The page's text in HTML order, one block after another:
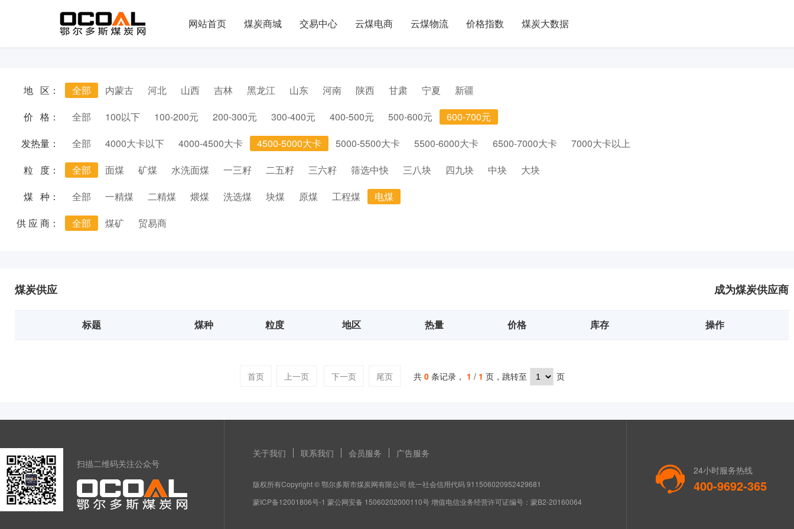
网站首页 煤炭商城 交易中心 云煤电商 云煤物流 价格指数 煤炭大数据
地 区： 全部 内蒙古 河北 山西 吉林 黑龙江 山东 河南 陕西 甘肃 宁夏
新疆
价 格：
全部 100以下 100-200元 200-300元 300-400元 400-500元 500-600元
600-700元
发热量：
全部 4000大卡以下 4000-4500大卡 4500-5000大卡 5000-5500大卡 5500-6000大卡 6500-7000大卡
7000大卡以上
粒 度：
全部 面煤 矿煤 水洗面煤 一三籽 二五籽 三六籽 筛选中快 三八块 四九块 中块
大块
煤 种：
全部 一精煤 二精煤 煨煤 洗选煤 块煤 原煤 工程煤
电煤
供 应 商：
全部 煤矿 贸易商
成为煤炭供应商
煤炭供应
标题 煤种 粒度 地区 热量 价格 库存 操作
首页 上一页 下一页 尾页 共 0 条记录， 1 / 1 页，跳转至 页
扫描二维码关注公众号
关于我们 联系我们 会员服务 广告服务
版权所有Copyright © 鄂尔多斯市煤炭网有限公司 统一社会信用代码 911506020952429681
蒙ICP备12001806号-1 蒙公网安备 15060202000110号 增值电信业务经营许可证编号：蒙B2-20160064
24小时服务热线
400-9692-365